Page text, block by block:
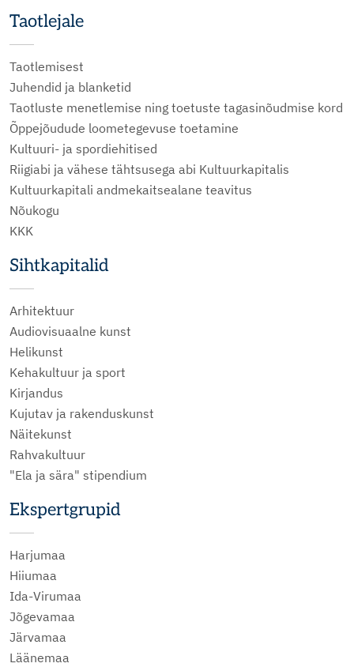
Taotlejale
Taotlemisest
Juhendid ja blanketid
Taotluste menetlemise ning toetuste tagasinõudmise kord
Õppejõudude loometegevuse toetamine
Kultuuri- ja spordiehitised
Riigiabi ja vähese tähtsusega abi Kultuurkapitalis
Kultuurkapitali andmekaitsealane teavitus
Nõukogu
KKK
Sihtkapitalid
Arhitektuur
Audiovisuaalne kunst
Helikunst
Kehakultuur ja sport
Kirjandus
Kujutav ja rakenduskunst
Näitekunst
Rahvakultuur
"Ela ja sära" stipendium
Ekspertgrupid
Harjumaa
Hiiumaa
Ida-Virumaa
Jõgevamaa
Järvamaa
Läänemaa